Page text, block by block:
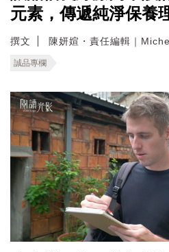
元素，傳遞純淨保養
撰文 陳妍媗・責任編輯｜
誠品專欄